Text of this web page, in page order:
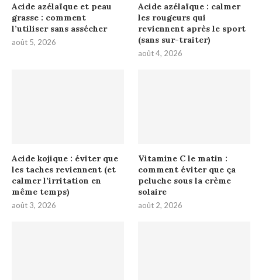
Acide azélaïque et peau
grasse : comment
l’utiliser sans assécher
août 5, 2026
Acide azélaïque : calmer
les rougeurs qui
reviennent après le sport
(sans sur-traiter)
août 4, 2026
Acide kojique : éviter que
les taches reviennent (et
calmer l’irritation en
même temps)
août 3, 2026
Vitamine C le matin :
comment éviter que ça
peluche sous la crème
solaire
août 2, 2026